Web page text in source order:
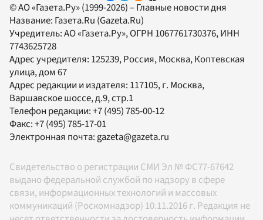
© АО «Газета.Ру» (1999-2026) – Главные новости дня
Название: Газета.Ru (Gazeta.Ru)
Учредитель:АО «Газета.Ру», ОГРН 1067761730376, ИНН
7743625728
Адрес учредителя: 125239, Россия, Москва, Коптевская
улица, дом 67
Адрес редакции и издателя: 117105, г. Москва,
Варшавское шоссе, д.9, стр.1
Телефон редакции:+7 (495) 785-00-12
Факс:+7 (495) 785-17-01
Электронная почта:gazeta@gazeta.ru
Свидетельство о регистрации СМИ Эл № ФС77-67642
выдано федеральной службой по надзору в сфере
связи, информационных технологий и массовых
коммуникаций (Роскомнадзор) 10.11.2016 г. Редакция не